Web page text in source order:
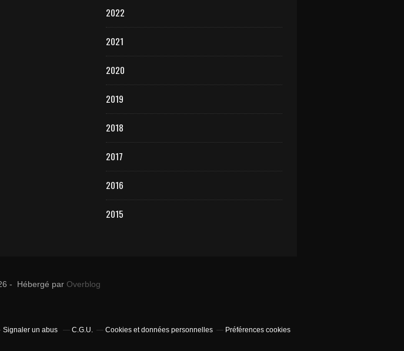
2022
2021
2020
2019
2018
2017
2016
2015
- Hébergé par Overblog
Signaler un abus C.G.U. Cookies et données personnelles Préférences cookies